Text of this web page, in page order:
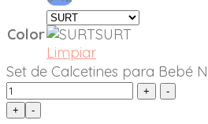
Color
SURT
Limpiar
Set de Calcetines para Bebé
+ -